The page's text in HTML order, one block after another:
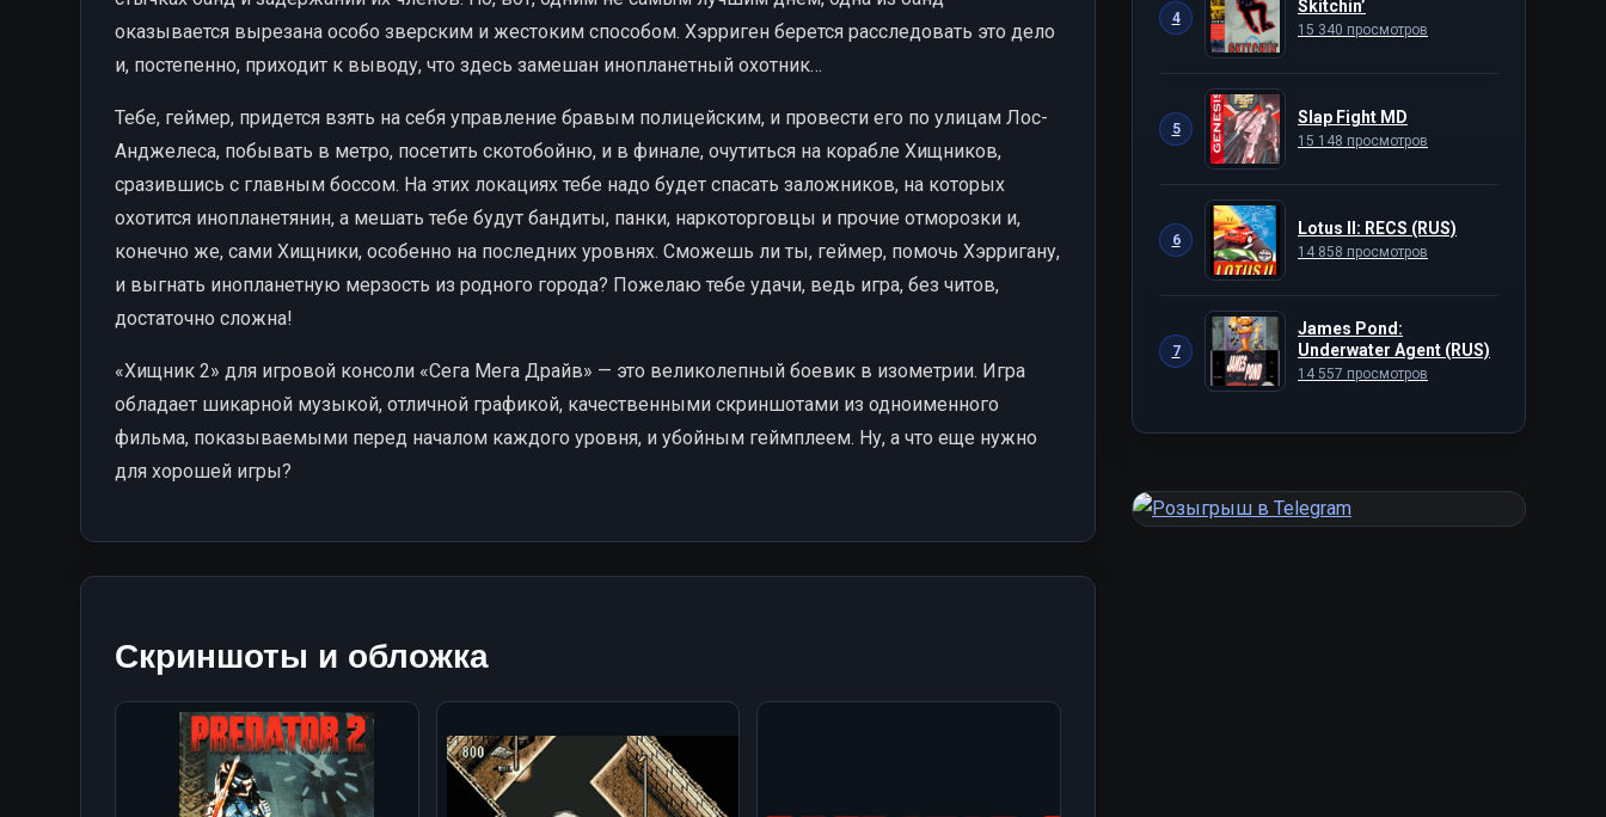
оказывается вырезана особо зверским и жестоким способом. Хэрриген берется расследовать это дело
и, постепенно, приходит к выводу, что здесь замешан инопланетный охотник…
Тебе, геймер, придется взять на себя управление бравым полицейским, и провести его по улицам Лос-
Анджелеса, побывать в метро, посетить скотобойню, и в финале, очутиться на корабле Хищников,
сразившись с главным боссом. На этих локациях тебе надо будет спасать заложников, на которых
охотится инопланетянин, а мешать тебе будут бандиты, панки, наркоторговцы и прочие отморозки и,
конечно же, сами Хищники, особенно на последних уровнях. Сможешь ли ты, геймер, помочь Хэрригану,
и выгнать инопланетную мерзость из родного города? Пожелаю тебе удачи, ведь игра, без читов,
достаточно сложна!
«Хищник 2» для игровой консоли «Сега Мега Драйв» — это великолепный боевик в изометрии. Игра
обладает шикарной музыкой, отличной графикой, качественными скриншотами из одноименного
фильма, показываемыми перед началом каждого уровня, и убойным геймплеем. Ну, а что еще нужно
для хорошей игры?
Скриншоты и обложка
4
Skitchin’
15 340 просмотров
5
Slap Fight MD
15 148 просмотров
6
Lotus II: RECS (RUS)
14 858 просмотров
7
James Pond:
Underwater Agent (RUS)
14 557 просмотров